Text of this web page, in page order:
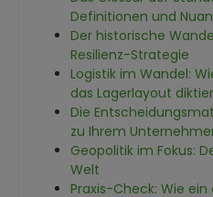
Definitionen und
Der historische
Resilienz-Strategie
Logistik im Wandel:
das Lagerlayout
Die
zu Ihrem
Geopolitik im Fokus:
Welt
Praxis-Check: Wie